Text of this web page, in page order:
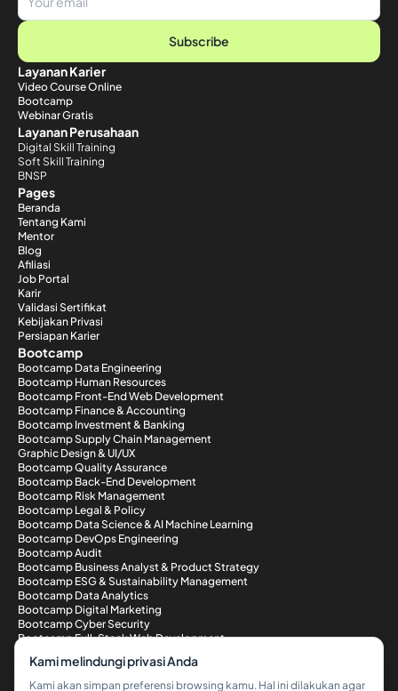
Subscribe
Layanan Karier
Video Course Online
Bootcamp
Webinar Gratis
Layanan Perusahaan
Digital Skill Training
Soft Skill Training
BNSP
Pages
Beranda
Tentang Kami
Mentor
Blog
Afiliasi
Job Portal
Karir
Validasi Sertifikat
Kebijakan Privasi
Persiapan Karier
Bootcamp
Bootcamp Data Engineering
Bootcamp Human Resources
Bootcamp Front-End Web Development
Bootcamp Finance & Accounting
Bootcamp Investment & Banking
Bootcamp Supply Chain Management
Graphic Design & UI/UX
Bootcamp Quality Assurance
Bootcamp Back-End Development
Bootcamp Risk Management
Bootcamp Legal & Policy
Bootcamp Data Science & AI Machine Learning
Bootcamp DevOps Engineering
Bootcamp Audit
Bootcamp Business Analyst & Product Strategy
Bootcamp ESG & Sustainability Management
Bootcamp Data Analytics
Bootcamp Digital Marketing
Bootcamp Cyber Security
Bootcamp Full-Stack Web Development
Metode Pembayaran
Kami melindungi privasi Anda
Kami akan simpan preferensi browsing kamu. Hal ini dilakukan agar